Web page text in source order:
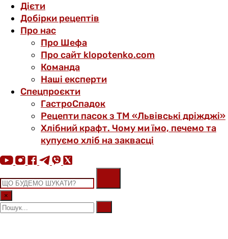
Дієти
Добірки рецептів
Про нас
Про Шефа
Про сайт klopotenko.com
Команда
Наші експерти
Спецпроєкти
ГастроСпадок
Рецепти пасок з ТМ «Львівські дріжджі»
Хлібний крафт. Чому ми їмо, печемо та
купуємо хліб на заквасці
×